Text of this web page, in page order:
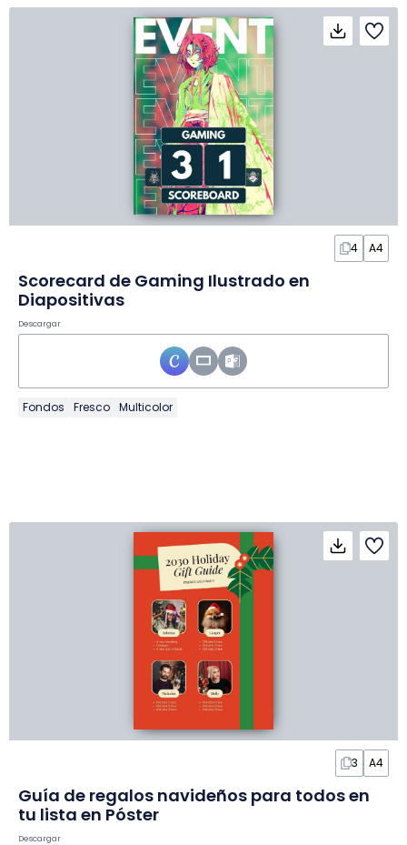
4 A4
Scorecard de Gaming Ilustrado en
Diapositivas
Descargar
Fondos Fresco Multicolor
3 A4
Guía de regalos navideños para todos en
tu lista en Póster
Descargar